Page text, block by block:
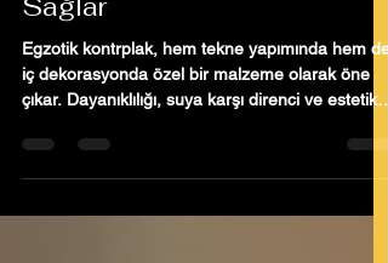
Dekorasyonda Zarafet
Sağlar
Egzotik kontrplak, hem tekne yapımında hem de
çıkar. Dayanıklılığı, suya karşı direnci ve estetik